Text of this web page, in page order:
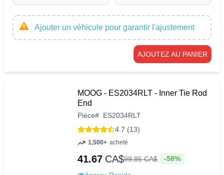
Ajouter un véhicule pour garantir l'ajustement
AJOUTEZ AU PANIER
MOOG - ES2034RLT - Inner Tie Rod
End
Pièce# ES2034RLT
4.7 (13)
1,500+ acheté
41.67 CA$99.85CA$ -58%